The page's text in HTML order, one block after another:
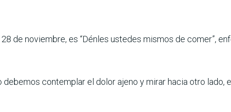
de noviembre, es “Dénles ustedes mismos de comer”,
contemplar el dolor ajeno y mirar hacia otro lado,